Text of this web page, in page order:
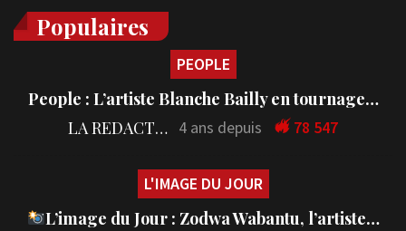
Populaires
PEOPLE
People : L’artiste Blanche Bailly en tournage…
LA REDACTION 4 ans depuis 78 547
L'IMAGE DU JOUR
L’image du Jour : Zodwa Wabantu, l’artiste…